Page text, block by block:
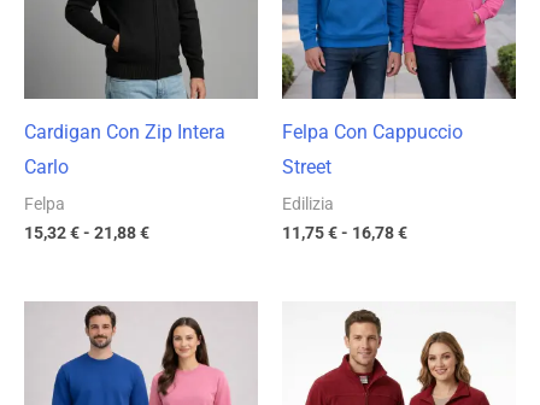
Cardigan Con Zip Intera
Carlo
Felpa
15,32€- 21,88€
21,88 €
Felpa Con Cappuccio
Street
Edilizia
11,75€- 16,78€
16,78 €
prezzo:
da
9,87 €
prezzo:
da
11,75 €